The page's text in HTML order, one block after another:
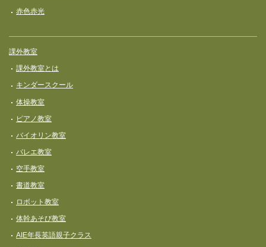
赤色赤光
課外教室
課外教室とは
キンダースクール
体操教室
ピアノ教室
バイオリン教室
バレエ教室
空手教室
書道教室
ロボット教室
体幹あそび教室
AIE年長英語親子クラス